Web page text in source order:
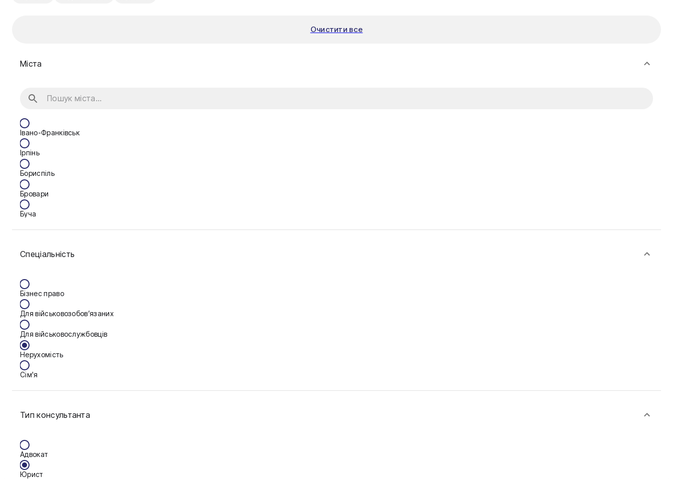
Очистити все
Міста
Івано-Франківськ
Ірпінь
Бориспіль
Бровари
Буча
Васильків
Дніпро
Запоріжжя
Калуш
Кам'янське
Ковель
Краматорськ
Кривий Ріг
Спеціальність
Бізнес право
Для військовозобов’язаних
Для військовослужбовців
Нерухомість
Сім'я
Тип консультанта
Адвокат
Юрист